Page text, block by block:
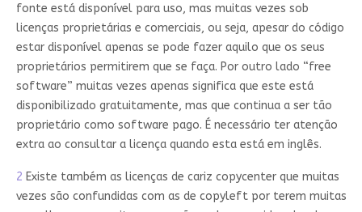
fonte está disponível para uso, mas muitas vezes sob
licenças proprietárias e comerciais, ou seja, apesar do código
estar disponível apenas se pode fazer aquilo que os seus
proprietários permitirem que se faça. Por outro lado “free
software” muitas vezes apenas significa que este está
disponibilizado gratuitamente, mas que continua a ser tão
proprietário como software pago. É necessário ter atenção
extra ao consultar a licença quando esta está em inglês.
2 Existe também as licenças de cariz copycenter que muitas
vezes são confundidas com as de copyleft por terem muitas